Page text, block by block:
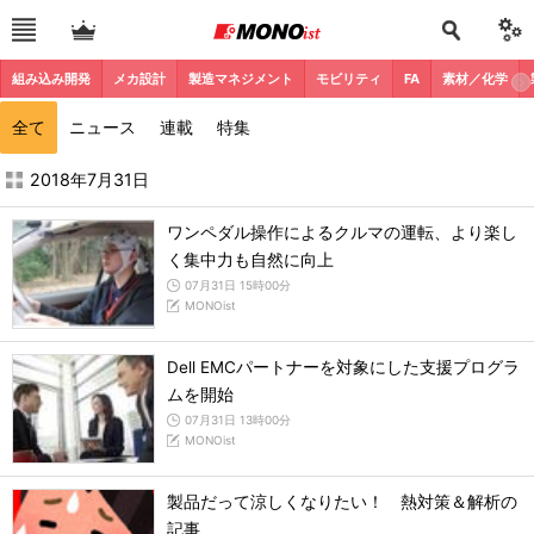
組み込み開発 メカ設計 製造マネジメント モビリティ FA 素材／化学
全て ニュース 連載 特集
2018年7月の記事一覧 - MONOist
2018年7月31日
ワンペダル操作によるクルマの運転、より楽し
く集中力も自然に向上
07月31日 15時00分
MONOist
Dell EMCパートナーを対象にした支援プログラ
ムを開始
07月31日 13時00分
MONOist
製品だって涼しくなりたい！ 熱対策＆解析の
記事